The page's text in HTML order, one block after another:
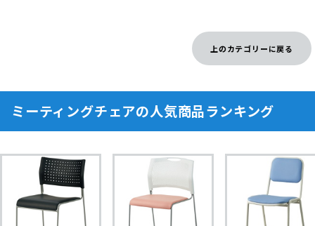
上のカテゴリーに戻る
ミーティングチェアの人気商品ランキング